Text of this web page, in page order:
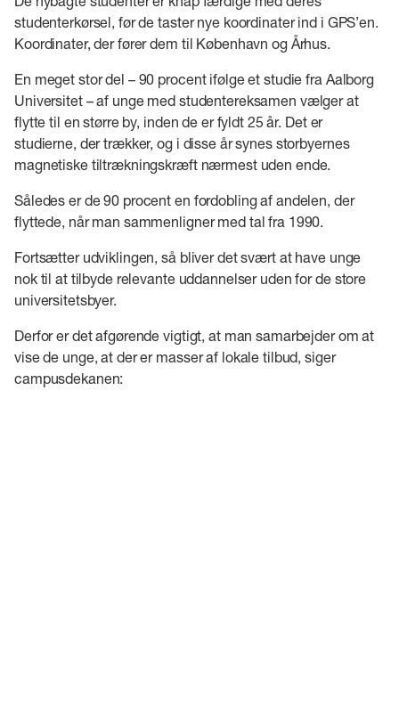
studenterkørsel, før de taster nye koordinater ind i GPS’en.
Koordinater, der fører dem til København og Århus.
En meget stor del – 90 procent ifølge et studie fra Aalborg
Universitet – af unge med studentereksamen vælger at
flytte til en større by, inden de er fyldt 25 år. Det er
studierne, der trækker, og i disse år synes storbyernes
magnetiske tiltrækningskræft nærmest uden ende.
Således er de 90 procent en fordobling af andelen, der
flyttede, når man sammenligner med tal fra 1990.
Fortsætter udviklingen, så bliver det svært at have unge
nok til at tilbyde relevante uddannelser uden for de store
universitetsbyer.
Derfor er det afgørende vigtigt, at man samarbejder om at
vise de unge, at der er masser af lokale tilbud, siger
campusdekanen: